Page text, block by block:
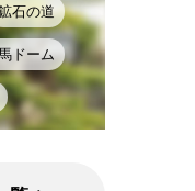
石の道
ドーム